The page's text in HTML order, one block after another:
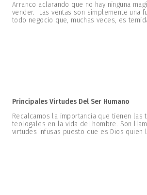
Arranco aclarando que no hay ninguna
vender. Las ventas son simplemente una
todo negocio que, muchas veces, es
Principales Virtudes Del Ser Humano
Recalcamos la importancia que tienen las
teologales en la vida del hombre. Son
virtudes infusas puesto que es Dios quien